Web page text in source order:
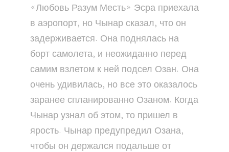
«Любовь Разум Месть» Эсра приехала
в аэропорт, но Чынар сказал, что он
задерживается. Она поднялась на
борт самолета, и неожиданно перед
самим взлетом к ней подсел Озан. Она
очень удивилась, но все это оказалось
заранее спланированно Озаном. Когда
Чынар узнал об этом, то пришел в
ярость. Чынар предупредил Озана,
чтобы он держался подальше от